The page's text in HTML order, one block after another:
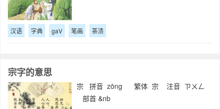
汉语 字典 gaV 笔画 茶渍
宗字的意思
宗 拼音 zōng 繁体 宗 注音 ㄗㄨㄥ
部首 &nb